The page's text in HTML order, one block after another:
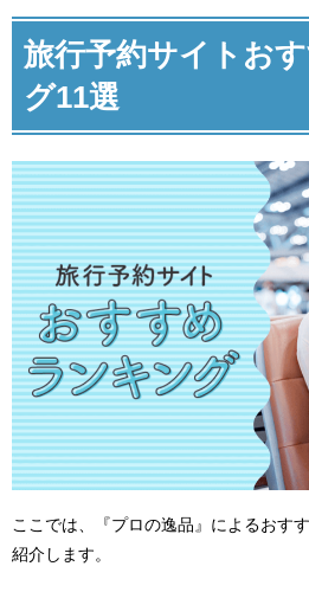
旅行予約サイトお
グ11選
ここでは、『プロの逸品』によるおす
紹介します。